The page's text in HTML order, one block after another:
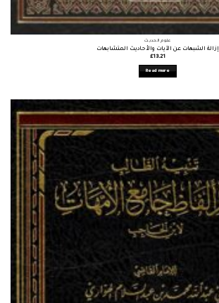
علوم الحديث
إزالة الشبهات عن الآيات والأحاديث المتشابهات
£13.21
Read more